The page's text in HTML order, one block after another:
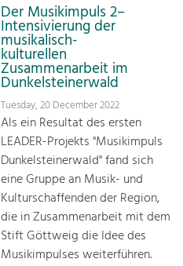
Der Musikimpuls 2–
Intensivierung der
musikalisch-
kulturellen
Zusammenarbeit im
Dunkelsteinerwald
Tuesday, 20 December 2022
Als ein Resultat des ersten
LEADER-Projekts "Musikimpuls
Dunkelsteinerwald" fand sich
eine Gruppe an Musik- und
Kulturschaffenden der Region,
die in Zusammenarbeit mit dem
Stift Göttweig die Idee des
Musikimpulses weiterführen.